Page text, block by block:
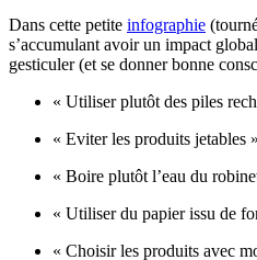
Dans cette petite infographie
s’accumulant avoir un impact
gesticuler (et se donner bonne
« Utiliser plutôt des piles
« Eviter les produits jetables
« Boire plutôt l’eau du
« Utiliser du papier issu de
« Choisir les produits avec